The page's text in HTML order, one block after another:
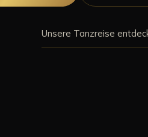
Unsere Tanzreise